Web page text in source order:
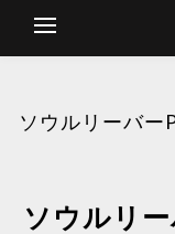
ソウルリーバー
ソウルリ